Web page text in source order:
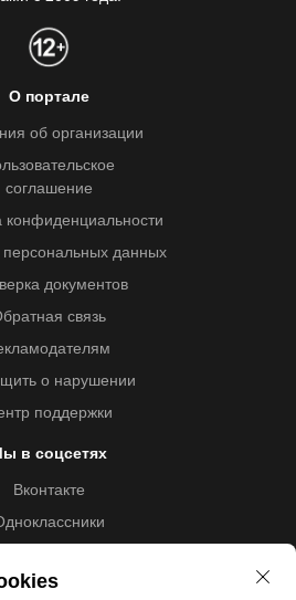
О портале
об организации
соглашение
конфиденциальности
персональных данных
документов
связь
о нарушении
поддержки
в соцсетях
Вконтакте